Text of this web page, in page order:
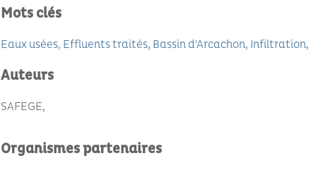
Mots clés
Eaux usées Effluents traités Bassin d'Arcachon Infiltration
Auteurs
SAFEGE
Organismes partenaires